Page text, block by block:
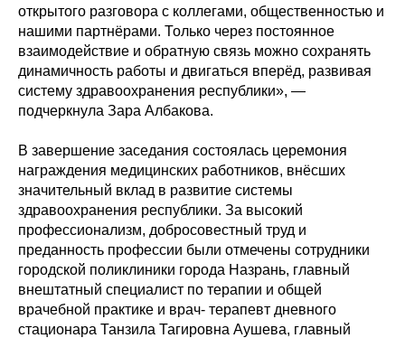
открытого разговора с коллегами, общественностью и
нашими партнёрами. Только через постоянное
взаимодействие и обратную связь можно сохранять
динамичность работы и двигаться вперёд, развивая
систему здравоохранения республики», —
подчеркнула Зара Албакова.
В завершение заседания состоялась церемония
награждения медицинских работников, внёсших
значительный вклад в развитие системы
здравоохранения республики. За высокий
профессионализм, добросовестный труд и
преданность профессии были отмечены сотрудники
городской поликлиники города Назрань, главный
внештатный специалист по терапии и общей
врачебной практике и врач- терапевт дневного
стационара Танзила Тагировна Аушева, главный